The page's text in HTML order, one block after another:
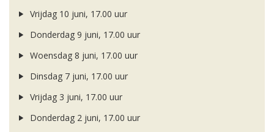
Vrijdag 10 juni, 17.00 uur
Donderdag 9 juni, 17.00 uur
Woensdag 8 juni, 17.00 uur
Dinsdag 7 juni, 17.00 uur
Vrijdag 3 juni, 17.00 uur
Donderdag 2 juni, 17.00 uur